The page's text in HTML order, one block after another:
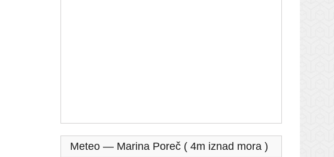
Meteo — Marina Poreč ( 4m iznad mora )